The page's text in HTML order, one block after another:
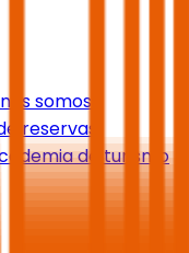
somos
reservas
de turismo